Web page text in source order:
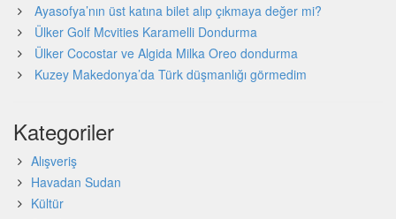
Ayasofya’nın üst katına bilet alıp çıkmaya değer mi?
Ülker Golf Mcvities Karamelli Dondurma
Ülker Cocostar ve Algida Milka Oreo dondurma
Kuzey Makedonya’da Türk düşmanlığı görmedim
Kategoriler
Alışveriş
Havadan Sudan
Kültür